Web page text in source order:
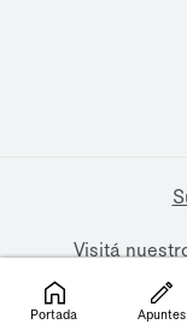
Visitá
Portada Apuntes